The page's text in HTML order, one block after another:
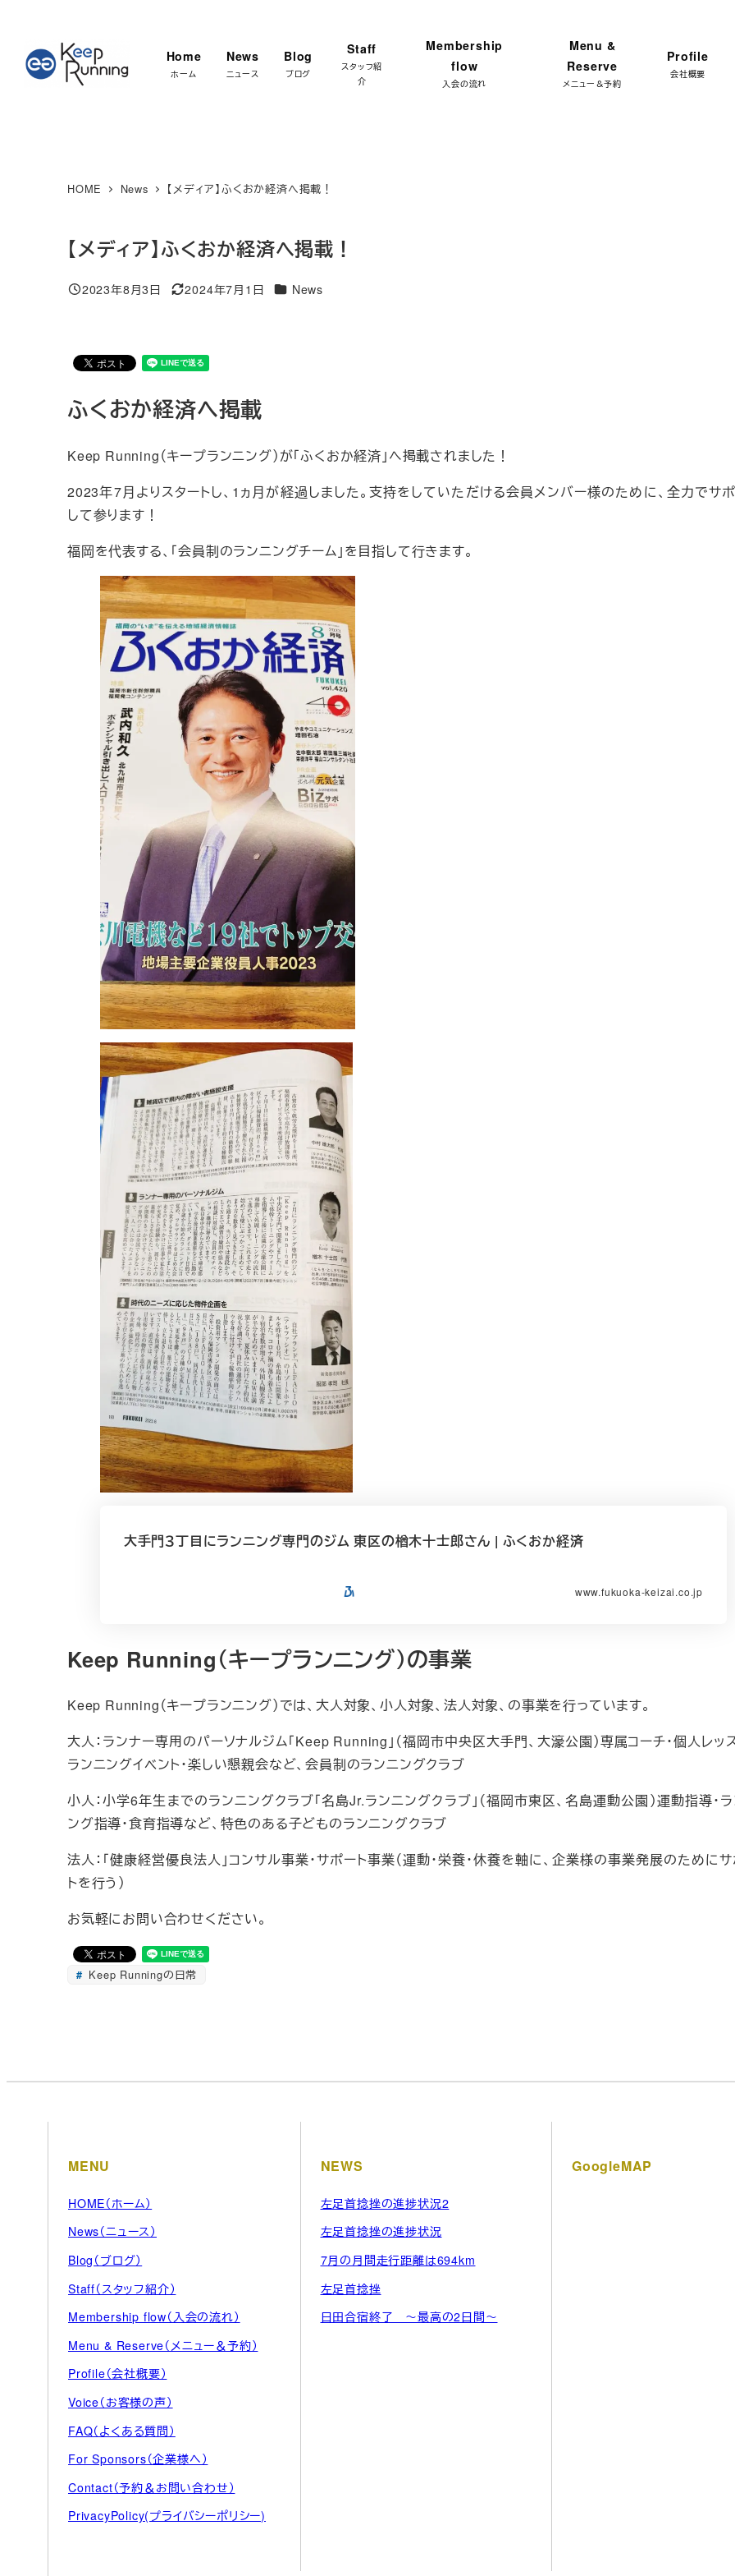
Home
ホーム
News
ニュース
Blog
ブログ
Staff
スタッフ紹
介
Membership
flow
入会の流れ
Menu &
Reserve
メニュー＆予約
Profile
会社概要
HOME News 【メディア】ふくおか経済へ掲載！
【メディア】ふくおか経済へ掲載！
投稿日
2023年8月3日
更新日
2024年7月1日 カテゴリー
News
ふくおか経済へ掲載
Keep Running（キープランニング）が「ふくおか経済」へ掲載されました！
2023年7月よりスタートし、1ヵ月が経過しました。支持をしていただける会員メンバー様のために、全力でサ
して参ります！
福岡を代表する、「会員制のランニングチーム」を目指して行きます。
大手門３丁目にランニング専門のジム 東区の楢木十士郎さん | ふくおか経済
www.fukuoka-keizai.co.jp
Keep Running（キープランニング）の事業
Keep Running（キープランニング）では、大人対象、小人対象、法人対象、の事業を行っています。
大人：ランナー専用のパーソナルジム「Keep Running」（福岡市中央区大手門、大濠公園）専属コーチ・個人レッ
ランニングイベント・楽しい懇親会など、会員制のランニングクラブ
小人：小学6年生までのランニングクラブ「名島Jr.ランニングクラブ」（福岡市東区、名島運動公園）運動指導・
ング指導・食育指導など、特色のある子どものランニングクラブ
法人：「健康経営優良法人」コンサル事業・サポート事業（運動・栄養・休養を軸に、企業様の事業発展のために
トを行う）
お気軽にお問い合わせください。
Keep Runningの日常
MENU
HOME（ホーム）
News（ニュース）
Blog（ブログ）
Staff（スタッフ紹介）
Membership flow（入会の流れ）
Menu & Reserve（メニュー＆予約）
Profile（会社概要）
Voice（お客様の声）
FAQ（よくある質問）
For Sponsors（企業様へ）
Contact（予約＆お問い合わせ）
PrivacyPolicy(プライバシーポリシー)
NEWS
左足首捻挫の進捗状況2
左足首捻挫の進捗状況
7月の月間走行距離は694km
左足首捻挫
日田合宿終了 ～最高の2日間～
GoogleMAP